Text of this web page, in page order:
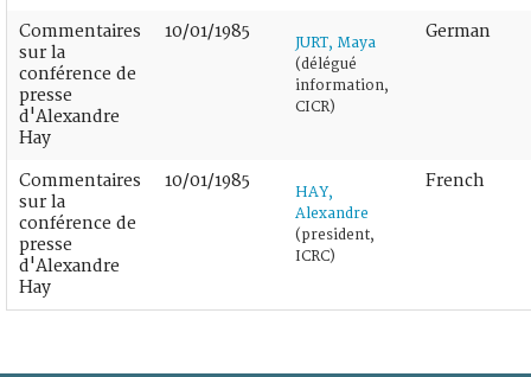
Commentaires
sur la
conférence de
presse
d'Alexandre
Hay
10/01/1985
JURT, Maya
(délégué
information,
CICR)
German
Commentaires
sur la
conférence de
presse
d'Alexandre
Hay
10/01/1985
HAY,
Alexandre
(president,
ICRC)
French